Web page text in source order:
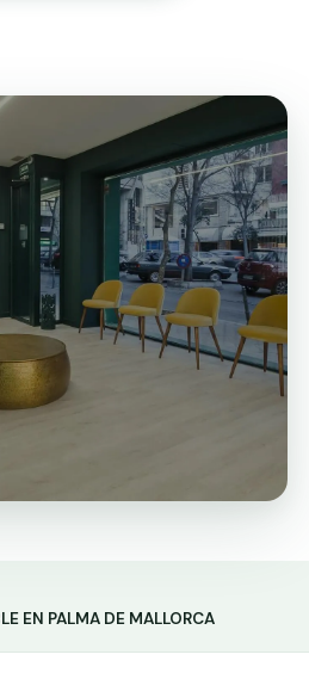
EN PALMA DE MALLORCA